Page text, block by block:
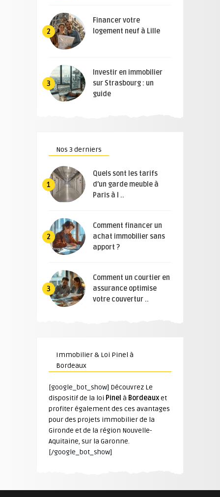
2
Financer votre
logement neuf à Lille
3
Investir en immobilier
sur Strasbourg : un
guide
Nos 3 derniers
1
Quels sont les tarifs
d’un garde meuble à
Paris à l ..
2
Comment financer un
achat immobilier sans
apport ?
3
Comment un courtier en
assurance optimise
votre couvertur ..
Immobilier & Loi Pinel à
Bordeaux
[google_bot_show] Découvrez Le
dispositif de la loi Pinel à Bordeauxet
profiter également des ces avantages
pour des projets immobilier de la
Gironde et de la région Nouvelle-
Aquitaine, sur la Garonne.
[/google_bot_show]